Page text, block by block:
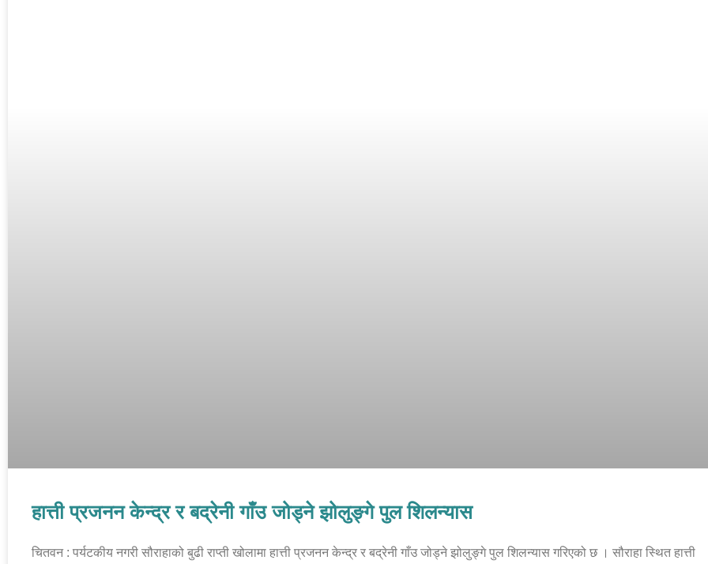
हात्ती प्रजनन केन्द्र र बद्रेनी गाँउ जोड्ने झोलुङ्गे पुल शिलन्यास
चितवन : पर्यटकीय नगरी सौराहाको बुढी राप्ती खोलामा हात्ती प्रजनन केन्द्र र बद्रेनी गाँउ जोड्ने झोलुङ्गे पुल शिलन्यास गरिएको छ । सौराहा स्थित हात्ती